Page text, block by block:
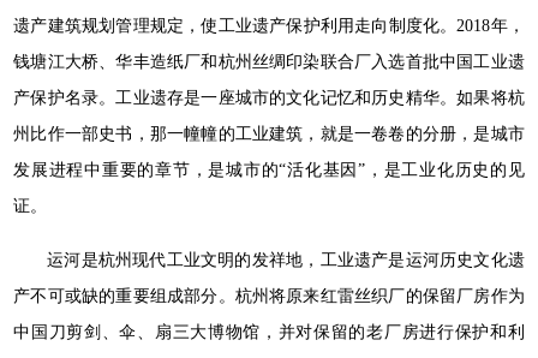
遗产建筑规划管理规定，使工业遗产保护利用走向制度化。2018年，
钱塘江大桥、华丰造纸厂和杭州丝绸印染联合厂入选首批中国工业遗
产保护名录。工业遗存是一座城市的文化记忆和历史精华。如果将杭
州比作一部史书，那一幢幢的工业建筑，就是一卷卷的分册，是城市
发展进程中重要的章节，是城市的“活化基因”，是工业化历史的见
证。
运河是杭州现代工业文明的发祥地，工业遗产是运河历史文化遗
产不可或缺的重要组成部分。杭州将原来红雷丝织厂的保留厂房作为
中国刀剪剑、伞、扇三大博物馆，并对保留的老厂房进行保护和利